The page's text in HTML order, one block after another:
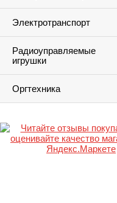
Электротранспорт
Радиоуправляемые
игрушки
Оргтехника